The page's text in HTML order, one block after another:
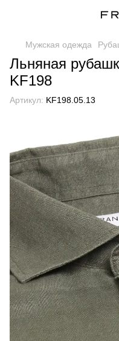
Мужская одежда
Льняная
KF198
Артикул: KF198.05.13